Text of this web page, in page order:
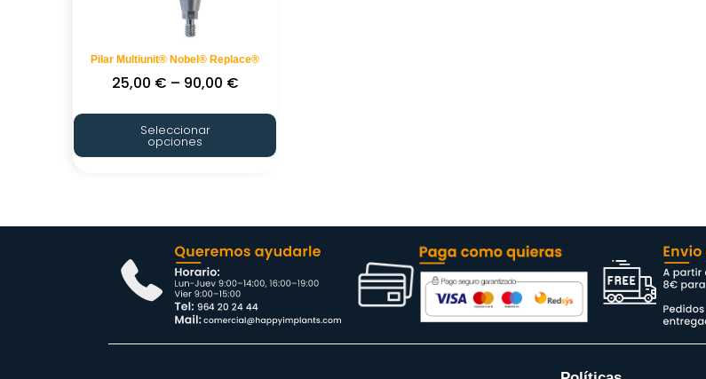
Pilar Multiunit® Nobel® Replace®
25,00 € – 90,00 €
Seleccionar
opciones